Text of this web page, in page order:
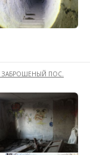
ЗАБРОШЕНЫЙ ПОС.